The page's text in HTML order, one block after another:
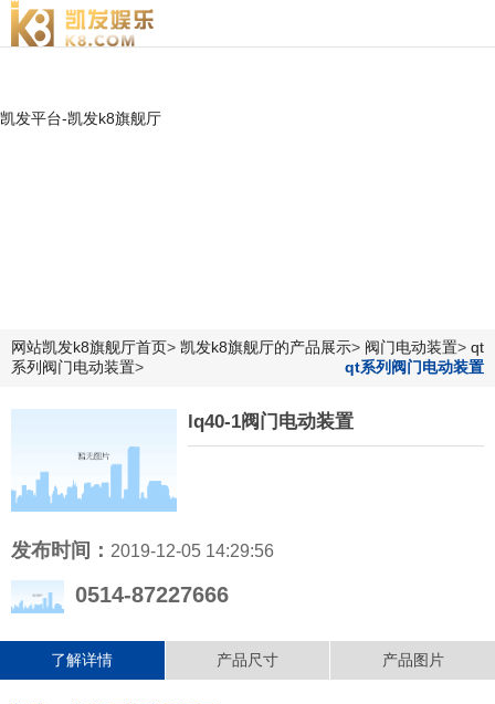
lq40-凯发平台
凯发平台-凯发k8旗舰厅
网站凯发k8旗舰厅首页> 凯发k8旗舰厅的产品展示> 阀门电动装置> qt
系列阀门电动装置> qt系列阀门电动装置
lq40-1阀门电动装置
发布时间： 2019-12-05 14:29:56
0514-87227666
了解详情 产品尺寸 产品图片